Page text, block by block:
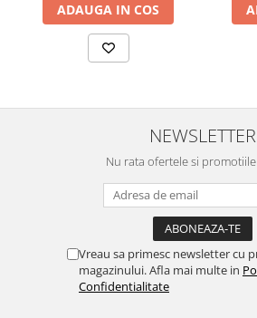
ADAUGA IN COS
NEWSLETTER
Nu rata ofertele si
Vreau sa primesc newsletter cu
magazinului. Afla mai multe in
Confidentialitate